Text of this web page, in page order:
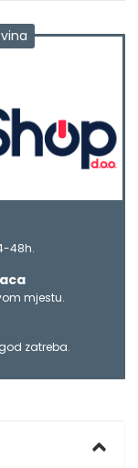
48h.
mjestu.
zatreba.